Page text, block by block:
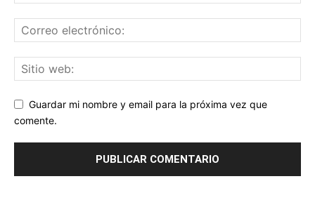
Guardar mi nombre y email para la próxima vez que
comente.